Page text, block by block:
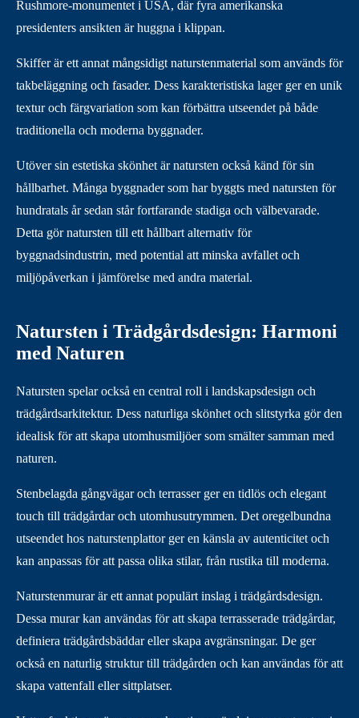
Rushmore-monumentet i USA, där fyra amerikanska
presidenters ansikten är huggna i klippan.
Skiffer är ett annat mångsidigt naturstenmaterial som används för
takbeläggning och fasader. Dess karakteristiska lager ger en unik
textur och färgvariation som kan förbättra utseendet på både
traditionella och moderna byggnader.
Utöver sin estetiska skönhet är natursten också känd för sin
hållbarhet. Många byggnader som har byggts med natursten för
hundratals år sedan står fortfarande stadiga och välbevarade.
Detta gör natursten till ett hållbart alternativ för
byggnadsindustrin, med potential att minska avfallet och
miljöpåverkan i jämförelse med andra material.
Natursten i Trädgårdsdesign: Harmoni
med Naturen
Natursten spelar också en central roll i landskapsdesign och
trädgårdsarkitektur. Dess naturliga skönhet och slitstyrka gör den
idealisk för att skapa utomhusmiljöer som smälter samman med
naturen.
Stenbelagda gångvägar och terrasser ger en tidlös och elegant
touch till trädgårdar och utomhusutrymmen. Det oregelbundna
utseendet hos naturstenplattor ger en känsla av autenticitet och
kan anpassas för att passa olika stilar, från rustika till moderna.
Naturstenmurar är ett annat populärt inslag i trädgårdsdesign.
Dessa murar kan användas för att skapa terrasserade trädgårdar,
definiera trädgårdsbäddar eller skapa avgränsningar. De ger
också en naturlig struktur till trädgården och kan användas för att
skapa vattenfall eller sittplatser.